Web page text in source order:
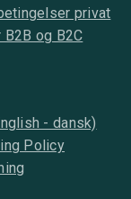
privat
og B2C
- dansk)
Policy